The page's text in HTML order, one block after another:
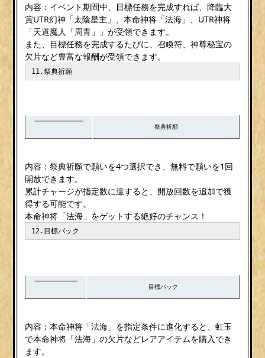
内容：イベント期間中、目標任務を完成すれば、降臨大
賞UTR幻神「太陰星主」、本命神将「法海」、UTR神将
「天道魔人「周青」」が受領できます。
また、目標任務を完成するたびに、召喚符、神尊秘宝の
欠片など豊富な報酬が受領できます。
11.祭典祈願
祭典祈願
内容：祭典祈願で願いを4つ選択でき、無料で願いを1回
開放できます。
累計チャージが指定数に達すると、開放回数を追加で獲
得する可能です。
本命神将「法海」をゲットする絶好のチャンス！
12.目標パック
目標パック
内容：本命神将「法海」を指定条件に進化すると、虹玉
で本命神将「法海」の欠片などレアアイテムを購入でき
ます。